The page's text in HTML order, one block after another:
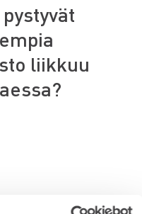
liikkuu
markkinan